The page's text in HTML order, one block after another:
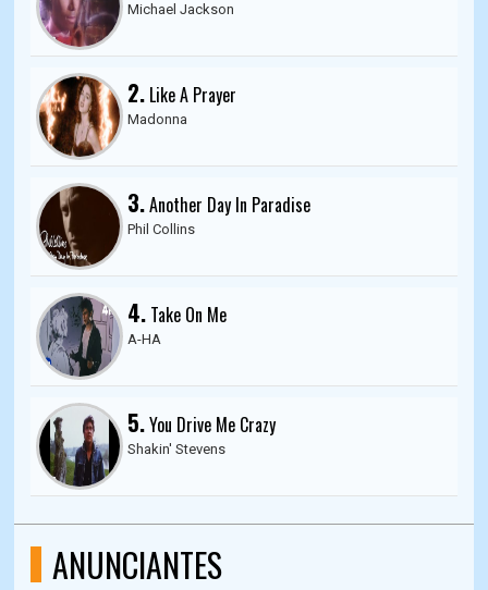
Michael Jackson
2. Like A Prayer
Madonna
3.Another Day In Paradise
Phil Collins
4. Take On Me
A-HA
5.You Drive Me Crazy
Shakin' Stevens
ANUNCIANTES